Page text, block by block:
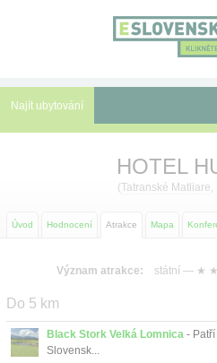
Najít ubytování
Autobusové zájezdy
Před cestou
Atrakce
HOTEL
(Tatranské Matliare,
Úvod Hodnocení Atrakce Mapa
Význam atrakce: státní — ★
Do 5 km
Black Stork Velká Lomnica -
Slovensk...